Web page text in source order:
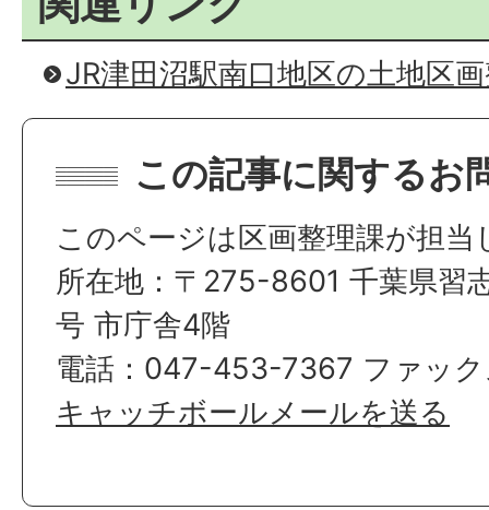
JR津田沼駅南口地区の土地区
この記事に関するお
このページは区画整理課が担当
所在地：〒275-8601 千葉県習
号 市庁舎4階
電話：047-453-7367 ファッ
キャッチボールメールを送る